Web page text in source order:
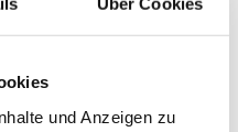
und Anzeigen zu